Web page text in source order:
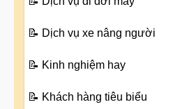
📝 Dịch vụ xe nâng người
📝 Kinh nghiệm hay
📝 Khách hàng tiêu biểu